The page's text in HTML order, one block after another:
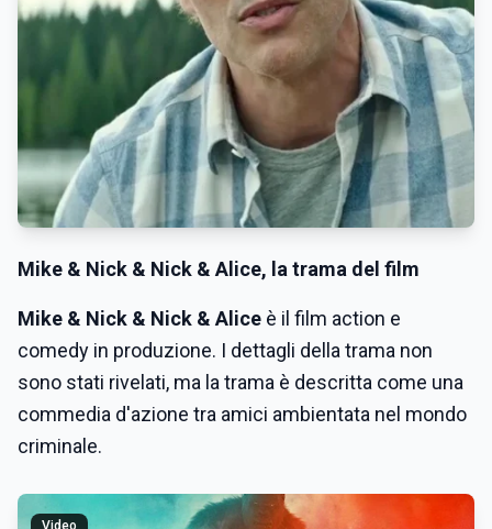
Mike & Nick & Nick & Alice, la trama del film
Mike & Nick & Nick & Alice è il film action e
comedy in produzione. I dettagli della trama non
sono stati rivelati, ma la trama è descritta come una
commedia d'azione tra amici ambientata nel mondo
criminale.
Video